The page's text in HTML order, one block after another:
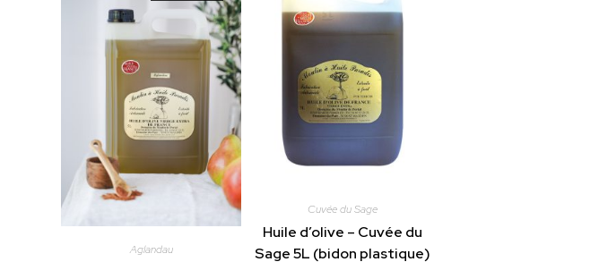
Aglandau
Cuvée du Sage
Huile d’olive – Cuvée du
Sage 5L (bidon plastique)